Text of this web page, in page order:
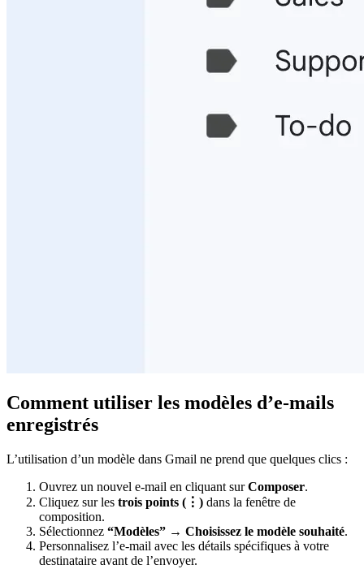
Comment utiliser les modèles d’e-mails
enregistrés
L’utilisation d’un modèle dans Gmail ne prend que quelques clics :
Ouvrez un nouvel e-mail en cliquant surComposer.
Cliquez sur les trois points (⋮) dans la fenêtre de
composition.
Sélectionnez “Modèles” → Choisissez le modèle souhaité.
Personnalisez l’e-mail avec les détails spécifiques à votre
destinataire avant de l’envoyer.